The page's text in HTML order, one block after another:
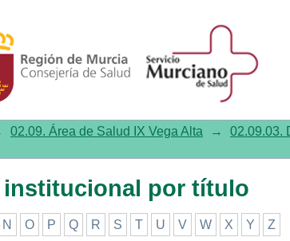
por título
02.09. Área de Salud IX Vega Alta → 02.09.03.
institucional por título
N O P Q R S T U V W X Y Z